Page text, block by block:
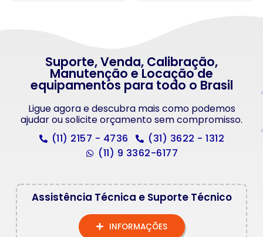
Suporte, Venda, Calibração,
Manutenção e Locação de
equipamentos para todo o Brasil
Ligue agora e descubra mais como podemos
ajudar ou solicite orçamento sem compromisso.
(11) 2157 - 4736
(31) 3622 - 1312
(11) 9 3362-6177
Assistência Técnica e Suporte Técnico
INFORMAÇÕES